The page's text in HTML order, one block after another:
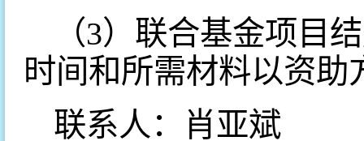
（3）联合基金项目
时间和所需材料以资
联系人：肖亚斌